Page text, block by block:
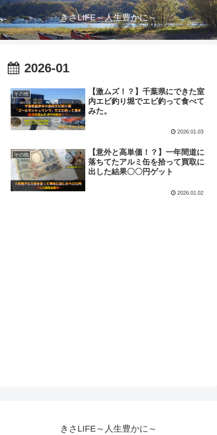
きさLIFE～人生豊かに～
2026-01
その他
【激ムズ！？】千葉県にできた室
内エビ釣り堀でエビ釣って食べて
みた。
2026.01.03
その他
【意外と高単価！？】一年間道に
落ちてたアルミ缶を拾って買取に
出した結果〇〇円ゲット
2026.01.02
きさLIFE～人生豊かに～